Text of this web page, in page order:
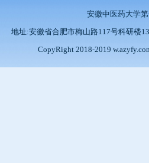
安徽中医药大学
地址:安徽省合肥市梅山路117号科研楼
CopyRight 2018-2019